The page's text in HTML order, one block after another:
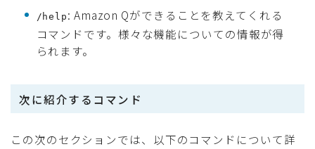
/help : Amazon Qができることを教えてくれる
コマンドです。様々な機能についての情報が得
られます。
次に紹介するコマンド
この次のセクションでは、以下のコマンドについて詳